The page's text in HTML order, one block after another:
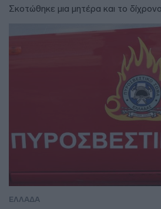
Σκοτώθηκε μια μητέρα και το
ΕΛΛΑΔΑ